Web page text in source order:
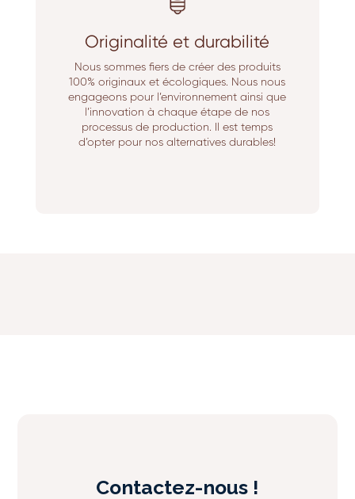
Originalité et durabilité
Nous sommes fiers de créer des produits
100% originaux et écologiques. Nous nous
engageons pour l’environnement ainsi que
l’innovation à chaque étape de nos
processus de production. Il est temps
d’opter pour nos alternatives durables!